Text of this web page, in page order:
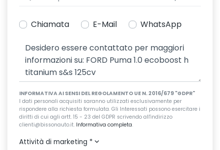
Chiamata E-Mail WhatsApp
INFORMATIVA AI SENSI DEL REGOLAMENTO UE N. 2016/679 "GDPR"
I dati personali acquisiti saranno utilizzati esclusivamente per
rispondere alla richiesta formulata. Gli Interessati possono esercitare i
diritti di cui agli artt. 15 - 23 del GDPR scrivendo all'indirizzo
clienti@bissonauto.it. Informativa completa.
Attività di marketing *